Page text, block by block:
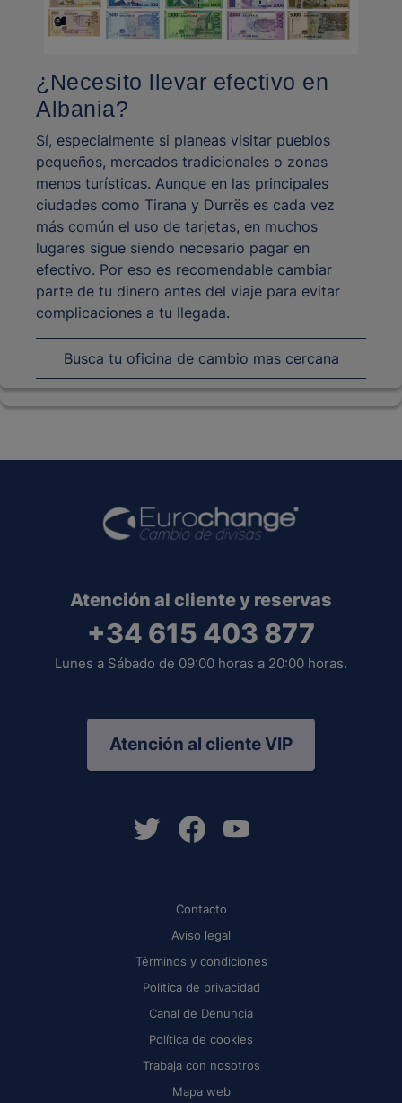
¿Necesito llevar efectivo en
Albania?
Sí, especialmente si planeas visitar pueblos
pequeños, mercados tradicionales o zonas
menos turísticas. Aunque en las principales
ciudades como Tirana y Durrës es cada vez
más común el uso de tarjetas, en muchos
lugares sigue siendo necesario pagar en
efectivo. Por eso es recomendable cambiar
parte de tu dinero antes del viaje para evitar
complicaciones a tu llegada.
Busca tu oficina de cambio mas cercana
Atención al cliente y reservas
+34 615 403 877
Lunes a Sábado de 09:00 horas a 20:00 horas.
Atención al cliente VIP
Contacto
Aviso legal
Términos y condiciones
Política de privacidad
Canal de Denuncia
Política de cookies
Trabaja con nosotros
Mapa web